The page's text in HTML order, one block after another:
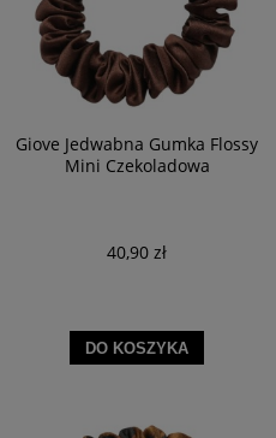
Giove Jedwabna Gumka Flossy
Mini Czekoladowa
40,90 zł
DO KOSZYKA